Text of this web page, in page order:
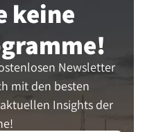
keine
Newsletter
mit den besten
Insights der